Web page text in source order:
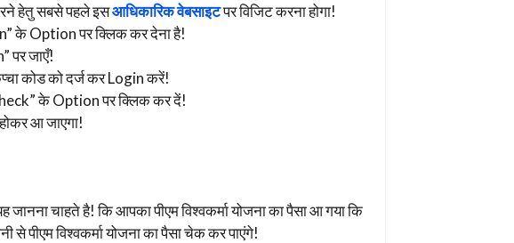
हेतु सबसे पहले इसआधिकारिक वेबसाइटपर विजिट करना होगा!
के Option पर क्लिक कर देना है!
पर जाएँ!
कोड को दर्ज कर Login करें!
के Option पर क्लिक कर दें!
आ जाएगा!
चाहते है! कि आपका पीएम विश्वकर्मा योजना का पैसा आ गया कि
से पीएम विश्वकर्मा योजना का पैसा चेक कर पाएंगे!